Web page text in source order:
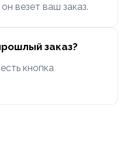
везет ваш заказ.
заказ?
кнопка